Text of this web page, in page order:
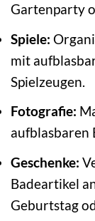
Gartenparty
Spiele:
mit
Spielzeugen.
Fotografie:
aufblasbaren
Geschenke:
Badeartikel
Geburtstag